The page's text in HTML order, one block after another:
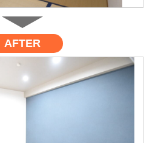
AFTER